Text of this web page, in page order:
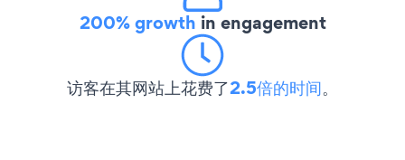
200% growth in engagement
访客在其网站上花费了2.5倍的时间。